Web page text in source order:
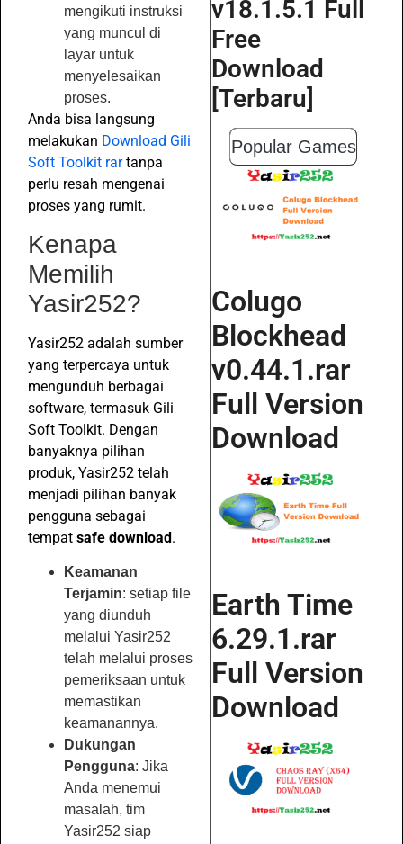
mengikuti instruksi
yang muncul di
layar untuk
menyelesaikan
proses.
Anda bisa langsung
melakukan Download Gili
Soft Toolkit rartanpa
perlu resah mengenai
proses yang rumit.
Kenapa
Memilih
Yasir252?
Yasir252 adalah sumber
yang terpercaya untuk
mengunduh berbagai
software, termasuk Gili
Soft Toolkit. Dengan
banyaknya pilihan
produk, Yasir252 telah
menjadi pilihan banyak
pengguna sebagai
tempat safe download.
Keamanan
Terjamin: setiap file
yang diunduh
melalui Yasir252
telah melalui proses
pemeriksaan untuk
memastikan
keamanannya.
Dukungan
Pengguna: Jika
Anda menemui
masalah, tim
Yasir252 siap
v18.1.5.1 Full
Free
Download
[Terbaru]
Popular Games
Colugo
Blockhead
v0.44.1.rar
Full Version
Download
Earth Time
6.29.1.rar
Full Version
Download